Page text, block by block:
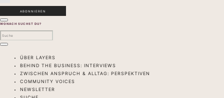
WONACH SUCHST DU?
ÜBER LAYERS
BEHIND THE BUSINESS: INTERVIEWS
ZWISCHEN ANSPRUCH & ALLTAG: PERSPEKTIVEN
COMMUNITY VOICES
NEWSLETTER